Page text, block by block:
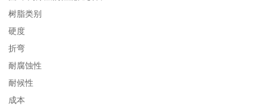
树脂类别
硬度
折弯
耐腐蚀性
耐候性
成本